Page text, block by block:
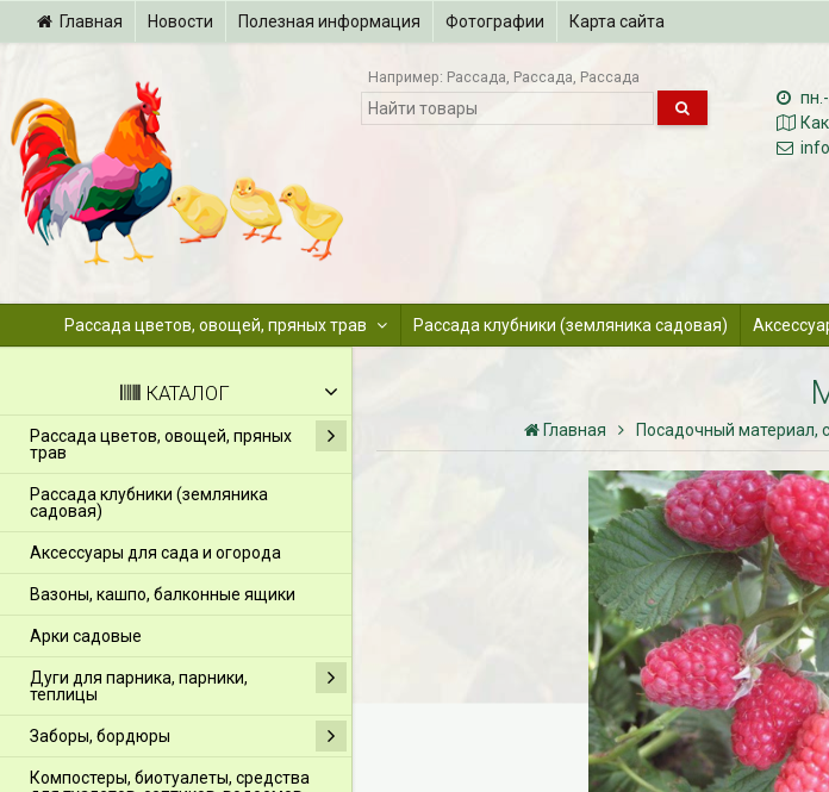
Главная Новости Полезная информация Фотографии Карта сайта
Например: Рассада Рассада Рассада
Рассада цветов, овощей, пряных трав Рассада клубники (земляника садовая)
КАТАЛОГ
Рассада цветов, овощей, пряных
трав
Рассада клубники (земляника
садовая)
Аксессуары для сада и огорода
Вазоны, кашпо, балконные ящики
Арки садовые
Дуги для парника, парники,
теплицы
Заборы, бордюры
Компостеры, биотуалеты, средства
Главная Посадочный материал,